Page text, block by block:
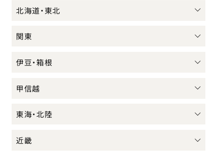
北海道・東北
関東
伊豆・箱根
甲信越
東海・北陸
近畿